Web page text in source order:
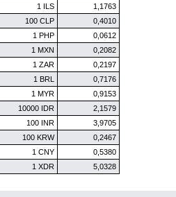
1 ILS
1,1763
100 CLP
0,4010
1 PHP
0,0612
1 MXN
0,2082
1 ZAR
0,2197
1 BRL
0,7176
1 MYR
0,9153
10000 IDR
2,1579
100 INR
3,9705
100 KRW
0,2467
1 CNY
0,5380
1 XDR 5,0328